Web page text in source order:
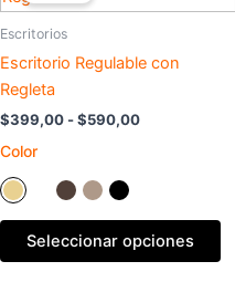
Escritorios
Escritorio Regulable con
Regleta
$399,00 -$590,00
hasta
$590,00
Color
Seleccionar opciones
la